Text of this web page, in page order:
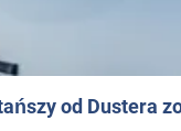
od Dustera